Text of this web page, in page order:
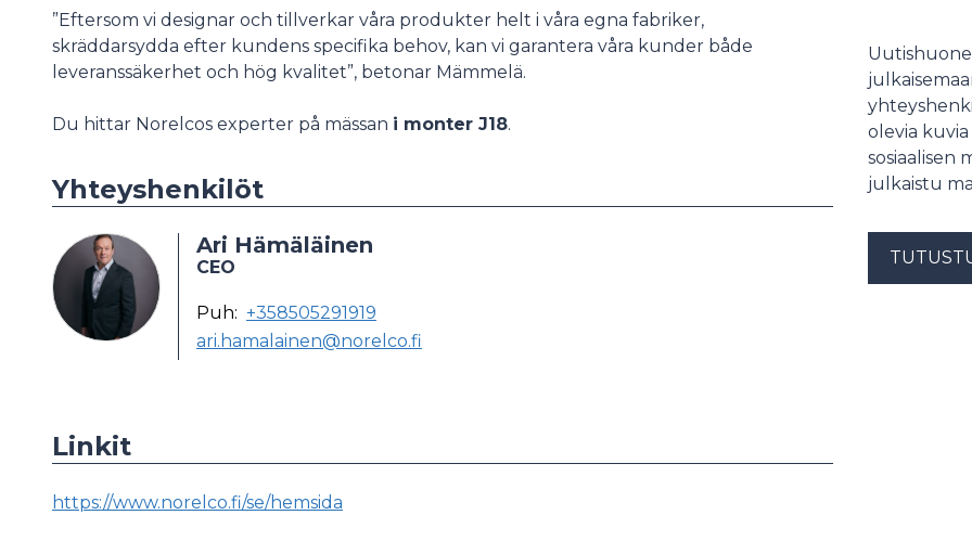
”Eftersom vi designar och tillverkar våra produkter helt i våra egna fabriker,
skräddarsydda efter kundens specifika behov, kan vi garantera våra kunder både
leveranssäkerhet och hög kvalitet”, betonar Mämmelä.
Du hittar Norelcos experter på mässan i monter J18.
Yhteyshenkilöt
Ari Hämäläinen
CEO
Puh: +358505291919
ari.hamalainen@norelco.fi
Linkit
https://www.norelco.fi/se/hemsida
olevia
sosiaalisen
julkaistu